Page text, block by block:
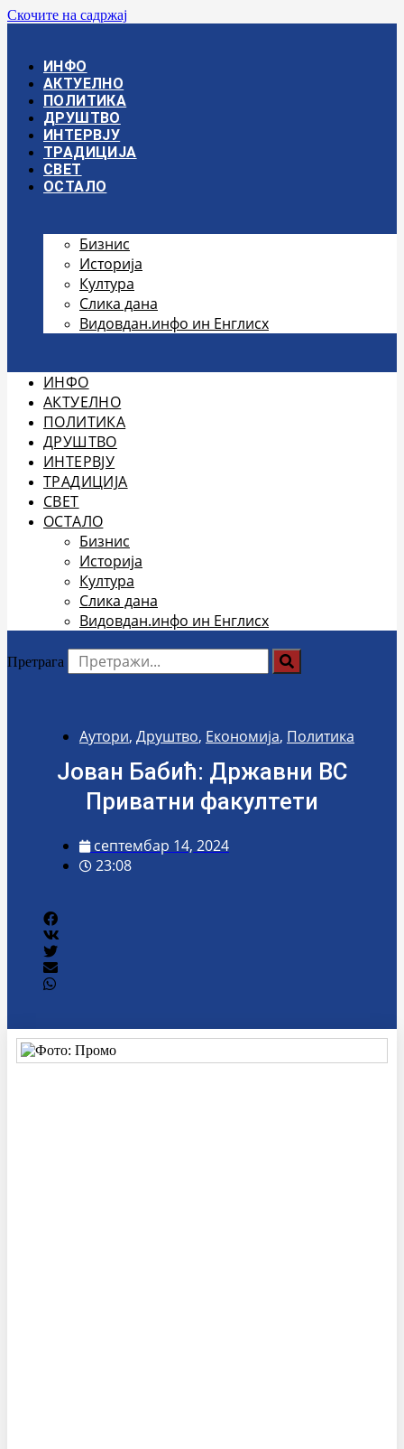
Скочите на садржај
ИНФО
АКТУЕЛНО
ПОЛИТИКА
ДРУШТВО
ИНТЕРВЈУ
ТРАДИЦИЈА
СВЕТ
ОСТАЛО
Бизнис
Историја
Култура
Слика дана
Видовдан.инфо ин Енглисх
ИНФО
АКТУЕЛНО
ПОЛИТИКА
ДРУШТВО
ИНТЕРВЈУ
ТРАДИЦИЈА
СВЕТ
ОСТАЛО
Бизнис
Историја
Култура
Слика дана
Видовдан.инфо ин Енглисх
Претрага
Аутори, Друштво, Економија, Политика
Јован Бабић: Државни ВС
Приватни факултети
септембар 14, 2024
23:08